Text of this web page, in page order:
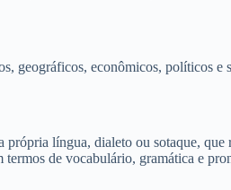
geográficos, econômicos, políticos
língua, dialeto ou sotaque,
de vocabulário, gramática e